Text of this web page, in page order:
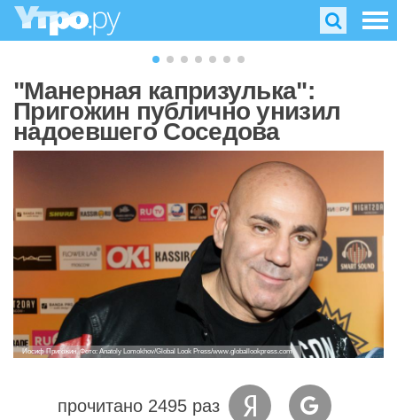
"Манерная капризулька":
Пригожин публично унизил
надоевшего Соседова
Иосиф Пригожин. Фото: Anatoly Lomokhov/Global Look Press/www.globallookpress.com
прочитано 2495 раз